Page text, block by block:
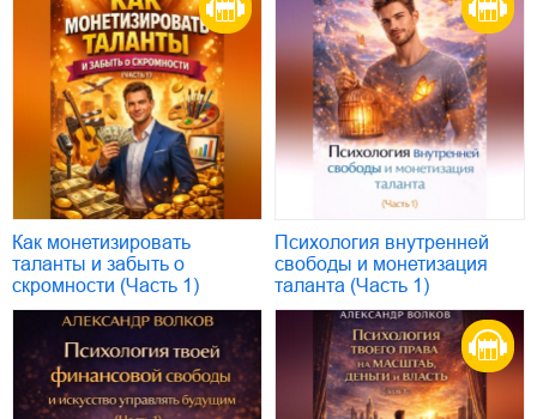
Как монетизировать
таланты и забыть о
скромности (Часть 1)
Психология внутренней
свободы и монетизация
таланта (Часть 1)